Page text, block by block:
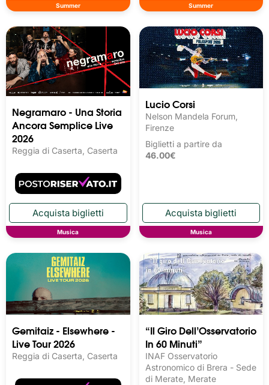
Summer Summer
Negramaro - Una Storia
Ancora Semplice Live
2026
Reggia di Caserta, Caserta
Musica
Lucio Corsi
Nelson Mandela Forum,
Firenze
Biglietti a partire da
46.00€
Musica
Gemitaiz - Elsewhere -
Live Tour 2026
Reggia di Caserta, Caserta
“Il Giro Dell’Osservatorio
In 60 Minuti”
INAF Osservatorio
Astronomico di Brera - Sede
di Merate, Merate